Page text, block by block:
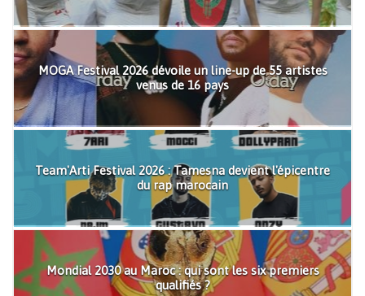
MOGA Festival 2026 dévoile un line-up de 55 artistes
venus de 16 pays
Team'Arti Festival 2026 : Tamesna devient l'épicentre
du rap marocain
Mondial 2030 au Maroc : qui sont les six premiers
qualifiés ?